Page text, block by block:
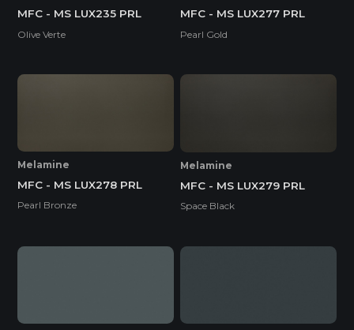
MFC - MS LUX235 PRL
Olive Verte
MFC - MS LUX277 PRL
Pearl Gold
Melamine
MFC - MS LUX278 PRL
Pearl Bronze
Melamine
MFC - MS LUX279 PRL
Space Black